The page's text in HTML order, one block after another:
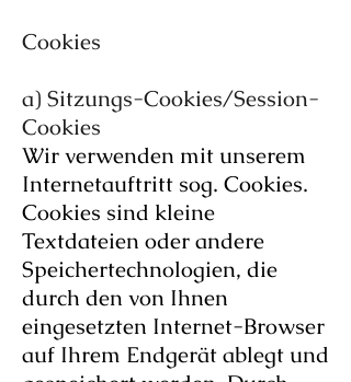
Cookies
a) Sitzungs-Cookies/Session-
Cookies
Wir verwenden mit unserem
Internetauftritt sog. Cookies.
Cookies sind kleine
Textdateien oder andere
Speichertechnologien, die
durch den von Ihnen
eingesetzten Internet-Browser
auf Ihrem Endgerät ablegt und